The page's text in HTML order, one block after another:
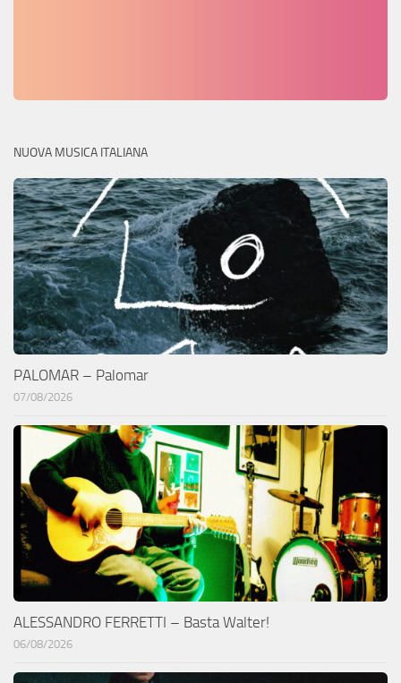
NUOVA MUSICA ITALIANA
PALOMAR – Palomar
07/08/2026
ALESSANDRO FERRETTI – Basta Walter!
06/08/2026